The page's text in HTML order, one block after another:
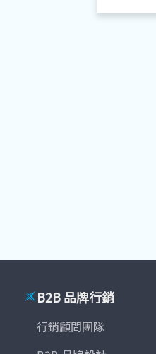
B2B 品牌行銷
行銷顧問團隊